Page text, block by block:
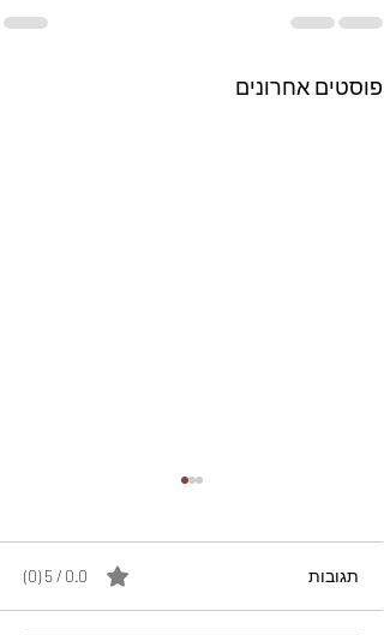
פוסטים אחרונים
תגובות 0.0 / 5 ‏(0)